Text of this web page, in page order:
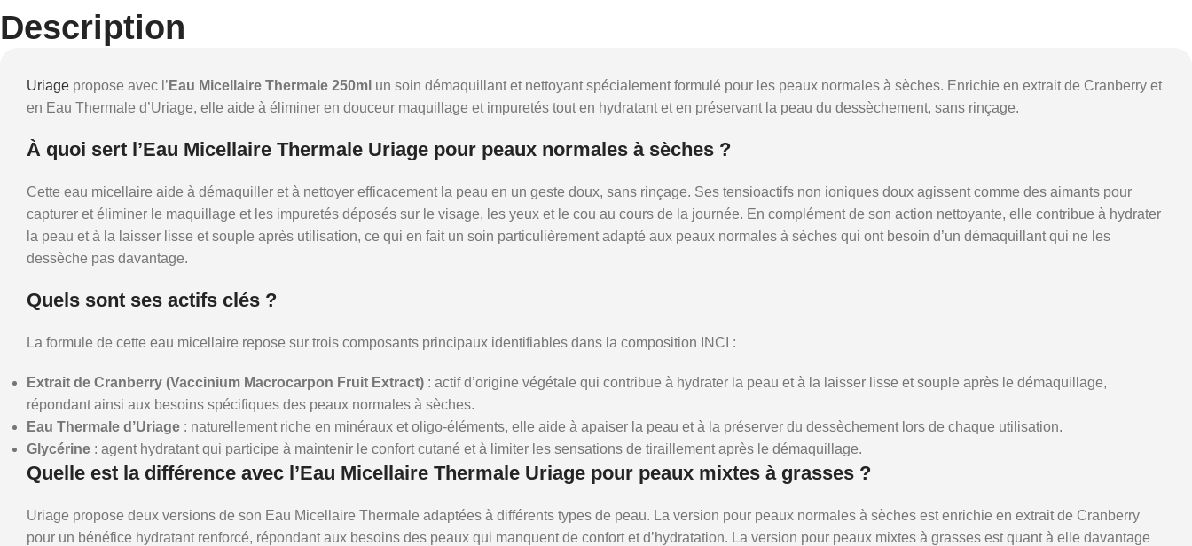
Description
Uriage propose avec l’ Eau Micellaire Thermale 250ml un soin démaquillant et nettoyant spécialement formulé pour les peaux normales à sèches. Enrichie en extrait de Cranberry et
en Eau Thermale d’Uriage, elle aide à éliminer en douceur maquillage et impuretés tout en hydratant et en préservant la peau du dessèchement, sans rinçage.
À quoi sert l’Eau Micellaire Thermale Uriage pour peaux normales à sèches ?
Cette eau micellaire aide à démaquiller et à nettoyer efficacement la peau en un geste doux, sans rinçage. Ses tensioactifs non ioniques doux agissent comme des aimants pour
capturer et éliminer le maquillage et les impuretés déposés sur le visage, les yeux et le cou au cours de la journée. En complément de son action nettoyante, elle contribue à hydrater
la peau et à la laisser lisse et souple après utilisation, ce qui en fait un soin particulièrement adapté aux peaux normales à sèches qui ont besoin d’un démaquillant qui ne les
dessèche pas davantage.
Quels sont ses actifs clés ?
La formule de cette eau micellaire repose sur trois composants principaux identifiables dans la composition INCI :
Extrait de Cranberry (Vaccinium Macrocarpon Fruit Extract) : actif d’origine végétale qui contribue à hydrater la peau et à la laisser lisse et souple après le démaquillage,
répondant ainsi aux besoins spécifiques des peaux normales à sèches.
Eau Thermale d’Uriage : naturellement riche en minéraux et oligo-éléments, elle aide à apaiser la peau et à la préserver du dessèchement lors de chaque utilisation.
Glycérine : agent hydratant qui participe à maintenir le confort cutané et à limiter les sensations de tiraillement après le démaquillage.
Quelle est la différence avec l’Eau Micellaire Thermale Uriage pour peaux mixtes à grasses ?
Uriage propose deux versions de son Eau Micellaire Thermale adaptées à différents types de peau. La version pour peaux normales à sèches est enrichie en extrait de Cranberry
pour un bénéfice hydratant renforcé, répondant aux besoins des peaux qui manquent de confort et d’hydratation. La version pour peaux mixtes à grasses est quant à elle davantage